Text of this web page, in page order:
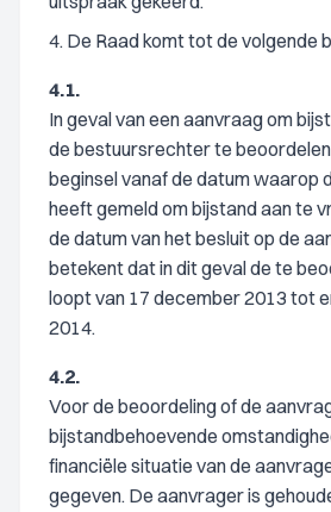
4. De Raad komt tot de volgende
4.1.
In geval van een aanvraag om
de bestuursrechter te
beginsel vanaf de datum waarop
heeft gemeld om bijstand aan te
de datum van het besluit op de
betekent dat in dit geval de te
loopt van 17 december 2013 tot
2014.
4.2.
Voor de beoordeling of de
bijstandbehoevende
financiële situatie van de
gegeven. De aanvrager is